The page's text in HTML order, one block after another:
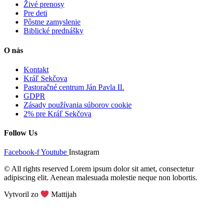
Živé prenosy
Pre deti
Pôstne zamyslenie
Biblické prednášky
O nás
Kontakt
Kráľ Sekčova
Pastoračné centrum Ján Pavla II.
GDPR
Zásady používania súborov cookie
2% pre Kráľ Sekčova
Follow Us
Facebook-fYoutube Instagram
© All rights reserved Lorem ipsum dolor sit amet, consectetur
adipiscing elit. Aenean malesuada molestie neque non lobortis.
Vytvoril zo Mattijah